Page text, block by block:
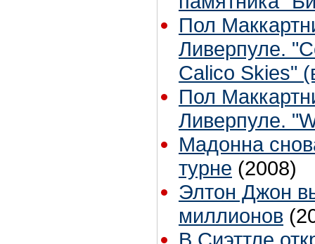
Пол
Ливерпуле.
Calico Skies"
Пол
Ливерпуле.
Мадонна
турне (2008)
Элтон Джон
миллионов